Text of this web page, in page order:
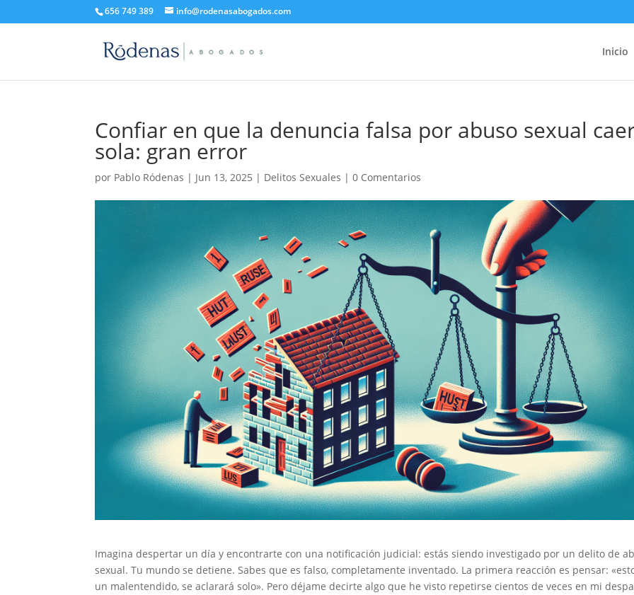
656 749 389 info@rodenasabogados.com
Inicio
Confiar en que la denuncia falsa por abuso sexual
sola: gran error
por Pablo Ródenas | Jun 13, 2025 | Delitos Sexuales |0 Comentarios
Imagina despertar un día y encontrarte con una notificación judicial: estás siendo investigado por un delito de
sexual. Tu mundo se detiene. Sabes que es falso, completamente inventado. La primera reacción es pensar:
un malentendido, se aclarará solo». Pero déjame decirte algo que he visto repetirse cientos de veces en mi